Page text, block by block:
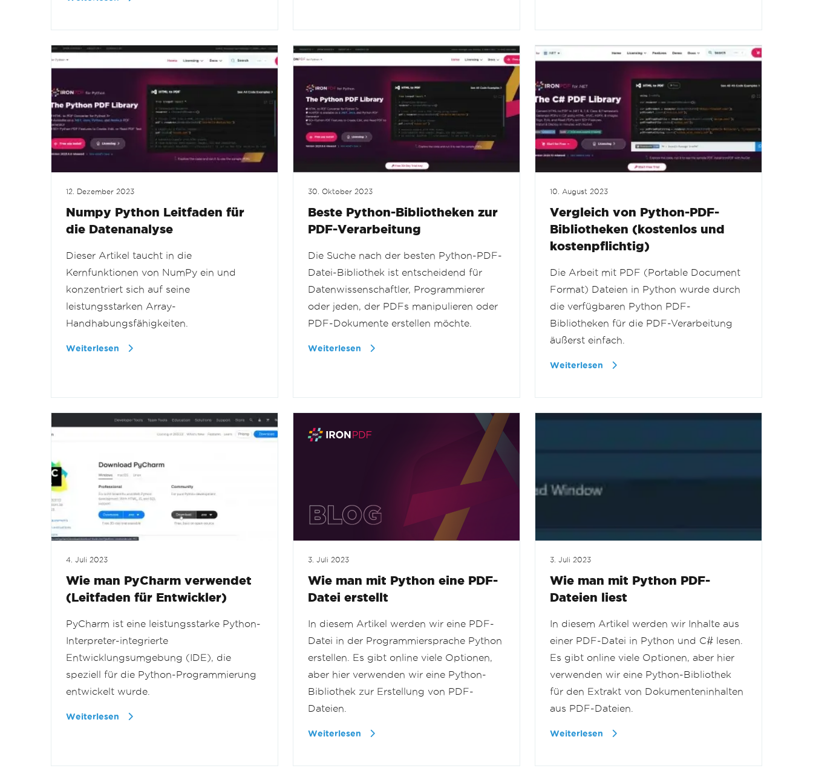
12. Dezember 2023
Numpy Python Leitfaden für
die Datenanalyse
Dieser Artikel taucht in die
Kernfunktionen von NumPy ein und
konzentriert sich auf seine
leistungsstarken Array-
Handhabungsfähigkeiten.
Weiterlesen
30. Oktober 2023
Beste Python-Bibliotheken zur
PDF-Verarbeitung
Die Suche nach der besten Python-PDF-
Datei-Bibliothek ist entscheidend für
Datenwissenschaftler, Programmierer
oder jeden, der PDFs manipulieren oder
PDF-Dokumente erstellen möchte.
Weiterlesen
10. August 2023
Vergleich von Python-PDF-
Bibliotheken (kostenlos und
kostenpflichtig)
Die Arbeit mit PDF (Portable Document
Format) Dateien in Python wurde durch
die verfügbaren Python PDF-
Bibliotheken für die PDF-Verarbeitung
äußerst einfach.
Weiterlesen
4. Juli 2023
Wie man PyCharm verwendet
(Leitfaden für Entwickler)
PyCharm ist eine leistungsstarke Python-
Interpreter-integrierte
Entwicklungsumgebung (IDE), die
speziell für die Python-Programmierung
entwickelt wurde.
Weiterlesen
3. Juli 2023
Wie man mit Python eine PDF-
Datei erstellt
In diesem Artikel werden wir eine PDF-
Datei in der Programmiersprache Python
erstellen. Es gibt online viele Optionen,
aber hier verwenden wir eine Python-
Bibliothek zur Erstellung von PDF-
Dateien.
Weiterlesen
3. Juli 2023
Wie man mit Python PDF-
Dateien liest
In diesem Artikel werden wir Inhalte aus
einer PDF-Datei in Python und C# lesen.
Es gibt online viele Optionen, aber hier
verwenden wir eine Python-Bibliothek
für den Extrakt von Dokumenteninhalten
aus PDF-Dateien.
Weiterlesen